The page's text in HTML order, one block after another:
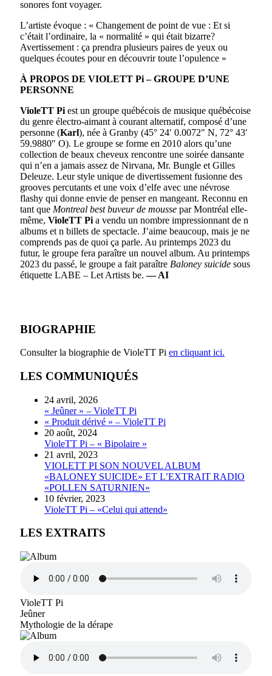
sonores font voyager.
L’artiste évoque : « Changement de point de vue : Et si
c’était l’ordinaire, la « normalité » qui était bizarre?
Avertissement : ça prendra plusieurs paires de yeux ou
quelques écoutes pour en découvrir toute l’opulence »
À PROPOS DE VIOLETT Pi – GROUPE D’UNE
PERSONNE
VioleTT Pi est un groupe québécois de musique québécoise
du genre électro-aimant à courant alternatif, composé d’une
personne (Karl), née à Granby (45° 24′ 0.0072″ N, 72° 43′
59.9880″ O). Le groupe se forme en 2010 alors qu’une
collection de beaux cheveux rencontre une soirée dansante
qui n’en a jamais assez de Nirvana, Mr. Bungle et Gilles
Deleuze. Leur style unique de divertissement fusionne des
grooves percutants et une voix d’elfe avec une névrose
flashy qui donne envie de penser en mangeant. Reconnu en
tant que Montreal best buveur de mousse par Montréal elle-
même, VioleTT Pi a vendu un nombre impressionnant de n
albums et n billets de spectacle. J’aime beaucoup, mais je ne
comprends pas de quoi ça parle. Au printemps 2023 du
futur, le groupe fera paraître un nouvel album. Au printemps
2023 du passé, le groupe a fait paraître Baloney suicide sous
étiquette LABE – Let Artists be.— AI
BIOGRAPHIE
Consulter la biographie de VioleTT Pi en cliquant ici.
LES COMMUNIQUÉS
24 avril, 2026
« Jeûner » – VioleTT Pi
« Produit dérivé » – VioleTT Pi
20 août, 2024
VioleTT Pi – « Bipolaire »
21 avril, 2023
VIOLETT PI SON NOUVEL ALBUM
«BALONEY SUICIDE» ET L’EXTRAIT RADIO
«POLLEN SATURNIEN»
10 février, 2023
VioleTT Pi – «Celui qui attend»
LES EXTRAITS
VioleTT Pi
Jeûner
Mythologie de la dérape